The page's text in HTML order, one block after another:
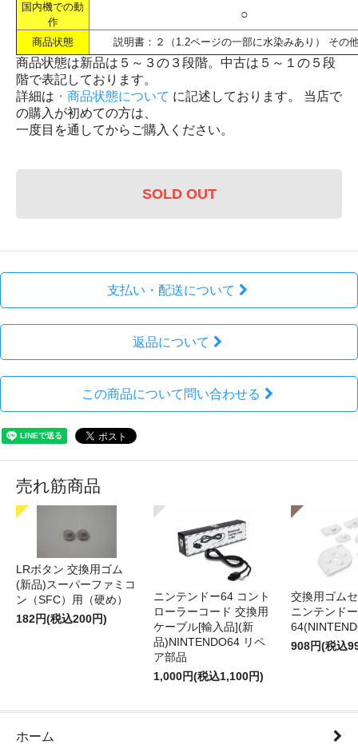
国内機での動
作
○
商品状態 説明書：２（1.2ページの一部に水染みあり） その
商品状態は新品は５～３の３段階。中古は５～１の５段
階で表記しております。
詳細は ・商品状態について に記述しております。 当店で
の購入が初めての方は、
一度目を通してからご購入ください。
SOLD OUT
支払い・配送について
返品について
この商品について問い合わせる
売れ筋商品
LRボタン 交換用ゴム
(新品)スーパーファミコ
ン（SFC）用（硬め）
182円(税込200円)
ニンテンドー64 コント
ローラーコード 交換用
ケーブル[輸入品](新
品)NINTENDO64 リペ
ア部品
1,000円(税込1,100円)
交換用ゴム
ニンテンドー
908円(税込
ホーム